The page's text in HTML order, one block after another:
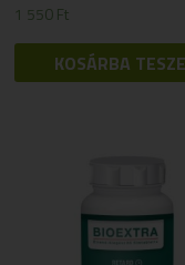
1 550Ft
KOSÁRBA